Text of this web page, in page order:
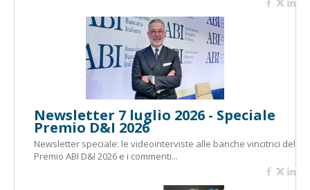
Newsletter 7 luglio 2026 - Speciale
Premio D&I 2026
Newsletter speciale: le videointerviste alle banche vincitrici del
Premio ABI D&I 2026 e i commenti...